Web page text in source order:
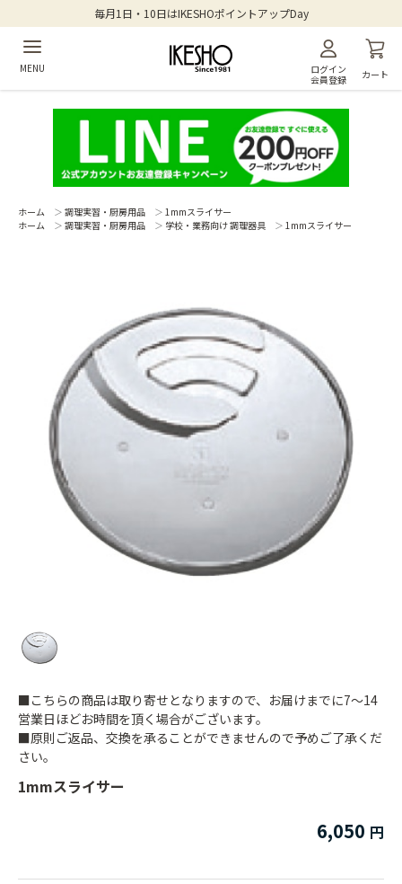
毎月1日・10日はIKESHOポイントアップDay
MENU
ログイン
会員登録
カート
ホーム ＞ 調理実習・厨房用品 ＞ 1mmスライサー
ホーム
＞ 調理実習・厨房用品 ＞ 学校・業務向け 調理器具 ＞ 1mmスライサー
1mmスライサー
6,050
■こちらの商品は取り寄せとなりますので、お届けまでに7～14
営業日ほどお時間を頂く場合がございます。
■原則ご返品、交換を承ることができませんので予めご了承くだ
さい。